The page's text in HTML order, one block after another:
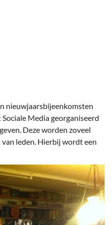
nieuwjaarsbijeenkomsten
Media georganiseerd
Deze worden zoveel
leden. Hierbij wordt een